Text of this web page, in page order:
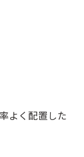
よく配置した